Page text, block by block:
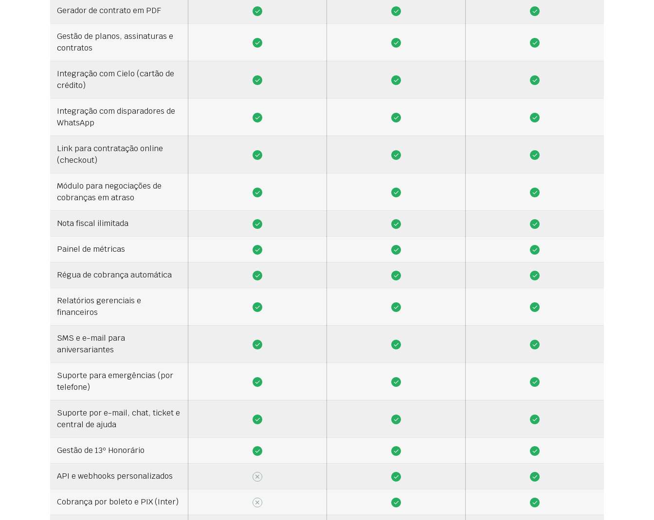
Gerador de contrato em PDF ✓ ✓ ✓
Gestão de planos, assinaturas e
contratos
✓ ✓ ✓
Integração com Cielo (cartão de
crédito)
✓ ✓ ✓
Integração com disparadores de
WhatsApp
✓ ✓ ✓
Link para contratação online
(checkout)
✓ ✓ ✓
Módulo para negociações de
cobranças em atraso
✓ ✓ ✓
Nota fiscal ilimitada ✓ ✓ ✓
Painel de métricas ✓ ✓ ✓
Régua de cobrança automática ✓ ✓ ✓
Relatórios gerenciais e
financeiros
✓ ✓ ✓
SMS e e-mail para
aniversariantes
✓ ✓ ✓
Suporte para emergências (por
telefone)
✓ ✓ ✓
Suporte por e-mail, chat, ticket e
central de ajuda
✓ ✓ ✓
Gestão de 13º Honorário ✓ ✓ ✓
API e webhooks personalizados ✕ ✓ ✓
Cobrança por boleto e PIX (Inter) ✕ ✓ ✓